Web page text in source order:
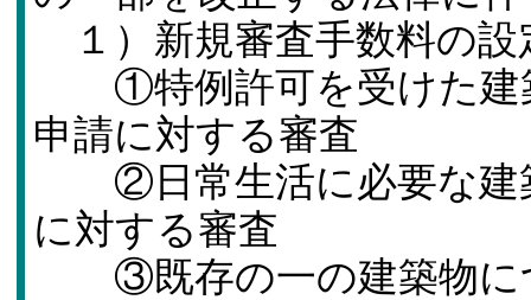
１）新規審査手数料の設
①特例許可を受けた建
申請に対する審査
②日常生活に必要な建
に対する審査
③既存の一の建築物に